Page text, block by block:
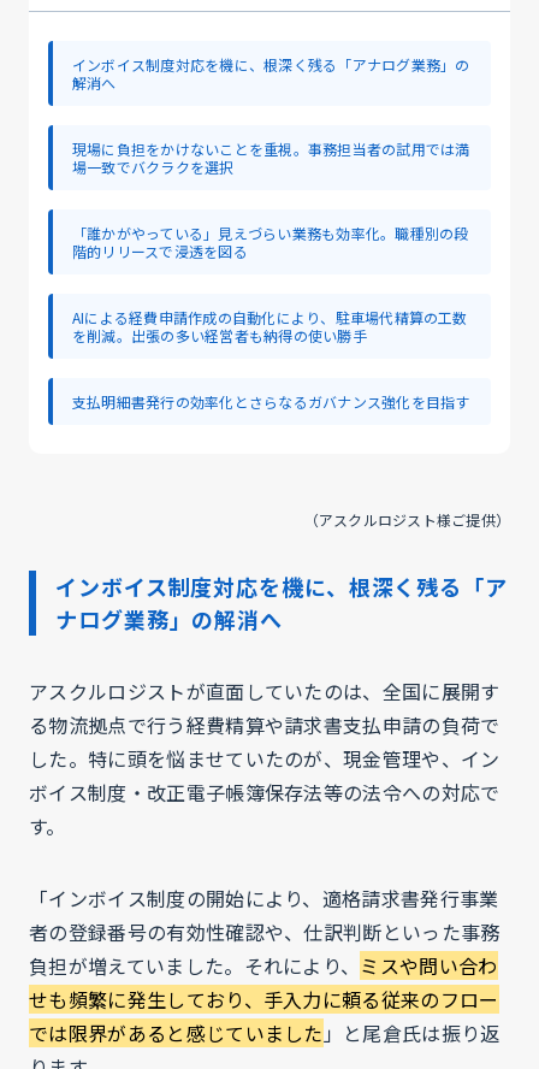
インボイス制度対応を機に、根深く残る「アナログ業務」の
解消へ
現場に負担をかけないことを重視。事務担当者の試用では満
場一致でバクラクを選択
「誰かがやっている」見えづらい業務も効率化。職種別の段
階的リリースで浸透を図る
AIによる経費申請作成の自動化により、駐車場代精算の工数
を削減。出張の多い経営者も納得の使い勝手
支払明細書発行の効率化とさらなるガバナンス強化を目指す
（アスクルロジスト様ご提供）
インボイス制度対応を機に、根深く残る「ア
ナログ業務」の解消へ
アスクルロジストが直面していたのは、全国に展開す
る物流拠点で行う経費精算や請求書支払申請の負荷で
した。特に頭を悩ませていたのが、現金管理や、イン
ボイス制度・改正電子帳簿保存法等の法令への対応で
す。
「インボイス制度の開始により、適格請求書発行事業
者の登録番号の有効性確認や、仕訳判断といった事務
負担が増えていました。それにより、 ミスや問い合わ
せも頻繁に発生しており、手入力に頼る従来のフロー
では限界があると感じていました」と尾倉氏は振り返